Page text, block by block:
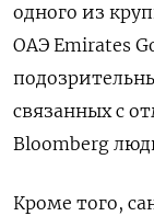
одного из
ОАЭ Emirates
связанных с
Bloomberg
Кроме того,